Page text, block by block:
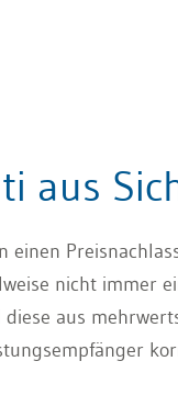
aus
nicht immer
aus